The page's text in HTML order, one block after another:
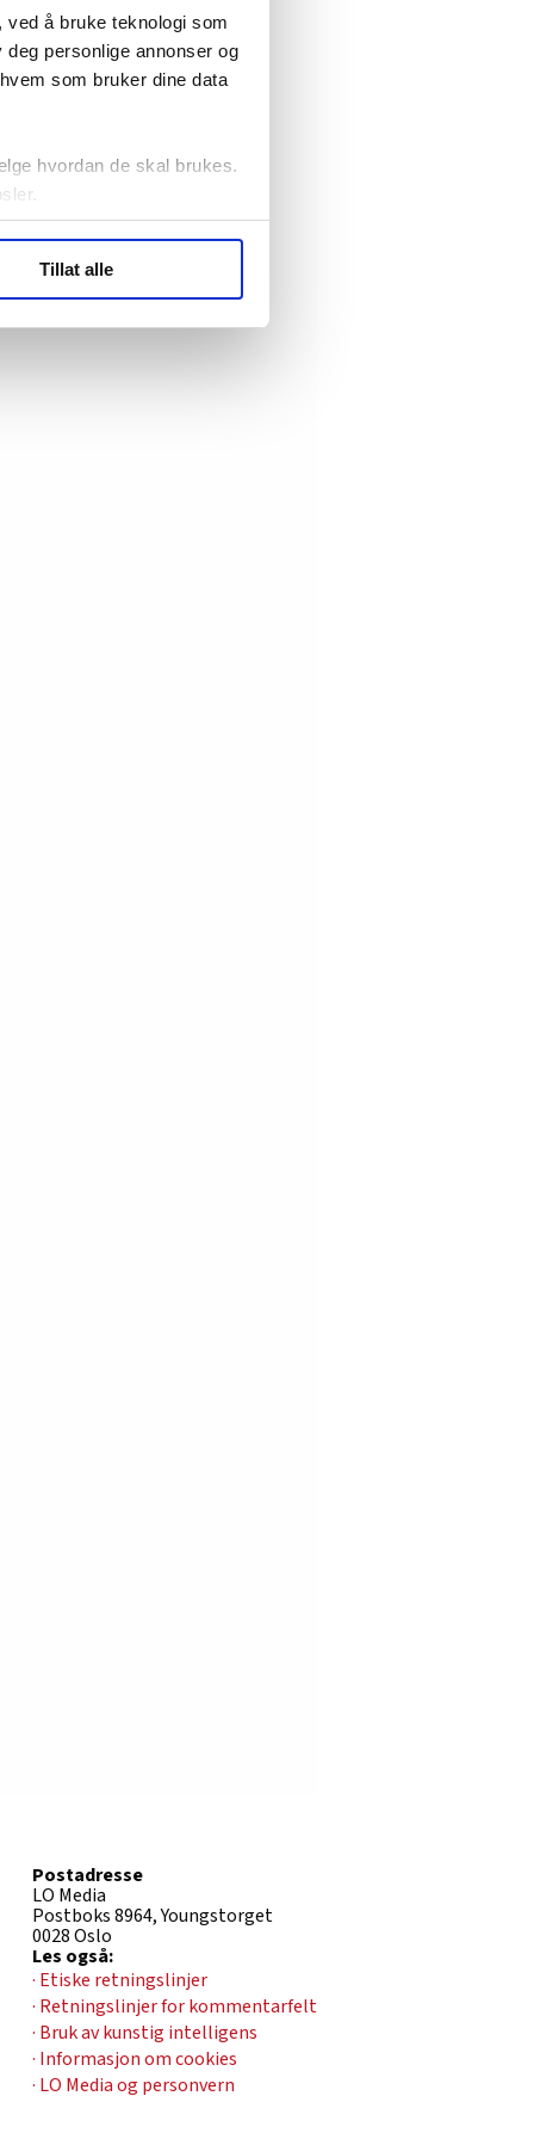
å bruke teknologi som
personlige annonser og
som bruker dine data
hvordan de skal brukes.
statistikk.
Tillat alle
Postadresse
LO Media
Postboks 8964, Youngstorget
0028 Oslo
Les også:
· Etiske retningslinjer
· Retningslinjer for kommentarfelt
· Bruk av kunstig intelligens
· Informasjon om cookies
· LO Media og personvern